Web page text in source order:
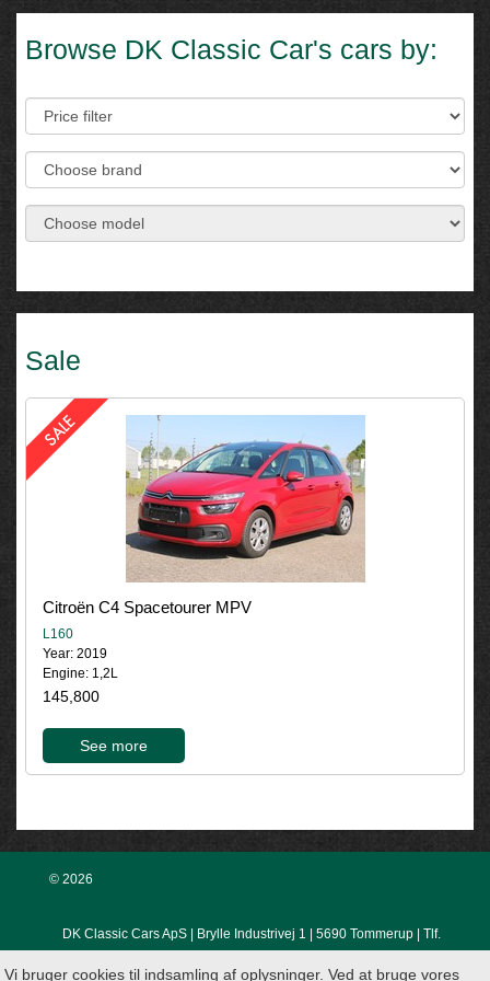
Browse DK Classic Car's cars by:
Sale
Citroën C4 Spacetourer MPV
L160
Year: 2019
Engine: 1,2L
145,800
See more
© 2026
DK Classic Cars ApS | Brylle Industrivej 1 | 5690 Tommerup | Tlf.
Vi bruger cookies til indsamling af oplysninger. Ved at bruge vores